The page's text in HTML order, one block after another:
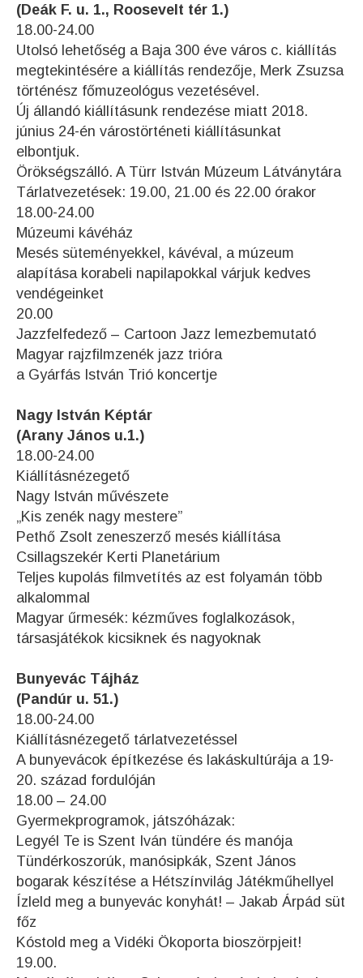
(Deák F. u. 1., Roosevelt tér 1.)
18.00-24.00
Utolsó lehetőség a Baja 300 éve város c. kiállítás
megtekintésére a kiállítás rendezője, Merk Zsuzsa
történész főmuzeológus vezetésével.
Új állandó kiállításunk rendezése miatt 2018.
június 24-én várostörténeti kiállításunkat
elbontjuk.
Örökségszálló. A Türr István Múzeum Látványtára
Tárlatvezetések: 19.00, 21.00 és 22.00 órakor
18.00-24.00
Múzeumi kávéház
Mesés süteményekkel, kávéval, a múzeum
alapítása korabeli napilapokkal várjuk kedves
vendégeinket
20.00
Jazzfelfedező – Cartoon Jazz lemezbemutató
Magyar rajzfilmzenék jazz trióra
a Gyárfás István Trió koncertje
Nagy István Képtár
(Arany János u.1.)
18.00-24.00
Kiállításnézegető
Nagy István művészete
„Kis zenék nagy mestere”
Pethő Zsolt zeneszerző mesés kiállítása
Csillagszekér Kerti Planetárium
Teljes kupolás filmvetítés az est folyamán több
alkalommal
Magyar űrmesék: kézműves foglalkozások,
társasjátékok kicsiknek és nagyoknak
Bunyevác Tájház
(Pandúr u. 51.)
18.00-24.00
Kiállításnézegető tárlatvezetéssel
A bunyevácok építkezése és lakáskultúrája a 19-
20. század fordulóján
18.00 – 24.00
Gyermekprogramok, játszóházak:
Legyél Te is Szent Iván tündére és manója
Tündérkoszorúk, manósipkák, Szent János
bogarak készítése a Hétszínvilág Játékműhellyel
Ízleld meg a bunyevác konyhát! – Jakab Árpád süt
főz
Kóstold meg a Vidéki Ökoporta bioszörpjeit!
19.00.